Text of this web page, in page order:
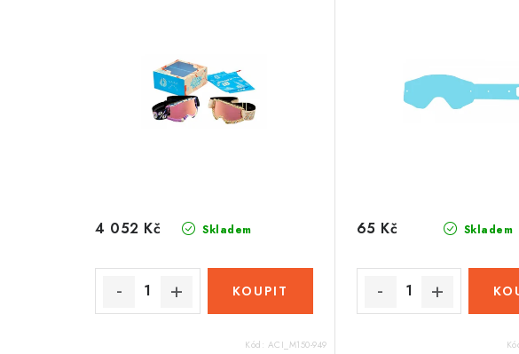
Skladem
4 052 Kč
Kód: ACI_M150-949
Skladem
65 Kč